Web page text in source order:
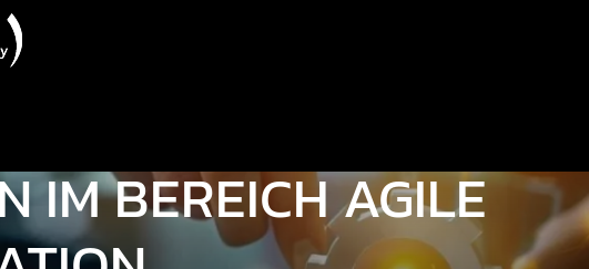
IM BEREICH AGILE